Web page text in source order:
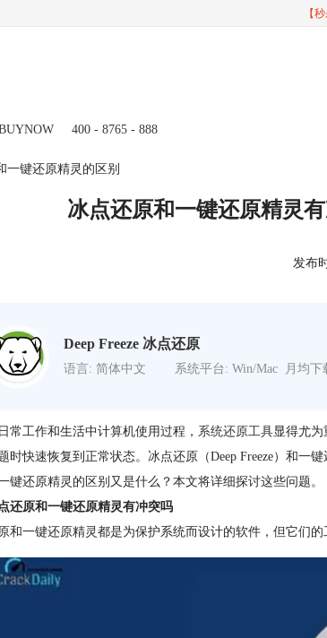
【
400 - 8765 - 888
键还原精灵的区别
冰点还原和一键还原精灵
发布
Deep Freeze 冰点还原
语言: 简体中文 系统平台: Win/Mac 月均下
常工作和生活中计算机使用过程， 系统还原工具显得尤
时快速恢复到正常状态。冰点还原（Deep Freeze）和一
键还原精灵的区别又是什么？本文将详细探讨这些问题。
还原和一键还原精灵有冲突吗
和一键还原精灵都是为保护系统而设计的软件，但它们